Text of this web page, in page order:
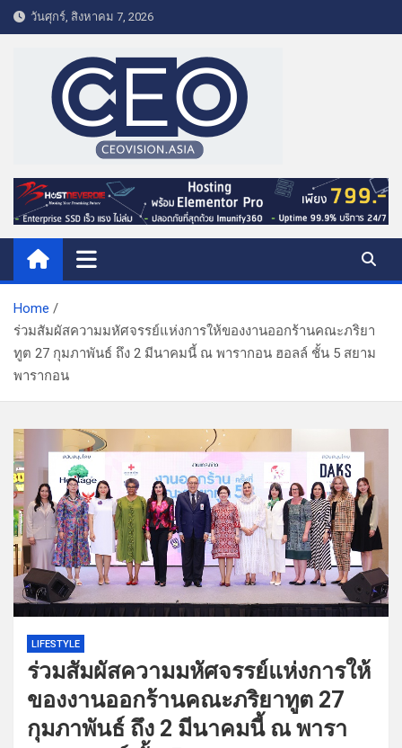
k
e
t
วันศุกร์, สิงหาคม 7, 2026
CEO VISION.ASIA
Business & Lifestyle
Home
ร่วมสัมผัสความมหัศจรรย์แห่งการให้ของงานออกร้านคณะภริยา
ทูต 27 กุมภาพันธ์ ถึง 2 มีนาคมนี้ ณ พารากอน ฮอลล์ ชั้น 5 สยาม
พารากอน
LIFESTYLE
ร่วมสัมผัสความมหัศจรรย์แห่งการให้
ของงานออกร้านคณะภริยาทูต 27
กุมภาพันธ์ ถึง 2 มีนาคมนี้ ณ พารา